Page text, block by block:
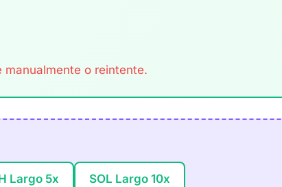
o reintente.
Largo 5x SOL Largo 10x